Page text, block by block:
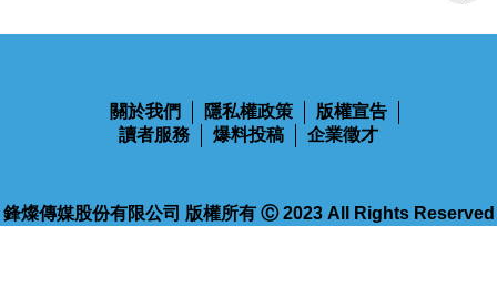
關於我們 隱私權政策
版權宣告
讀者服務
爆料投稿 企業徵才
鋒燦傳媒股份有限公司 版權所有 Ⓒ 2023 All Rights Reserved